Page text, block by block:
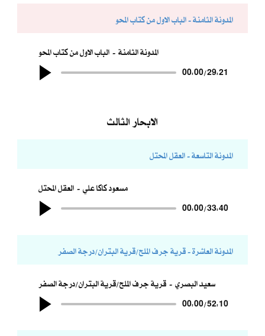
المدونة الثامنة - الباب الاول من كتاب المحو
الباب الاول من كتاب المحو المدونة الثامنة
00:00/29:21
الابحار الثالث
المدونة التاسعة - العقل المحتل
العقل المحتل مسعود كاكا علي
00:00/33:40
المدونة العاشرة - قرية جرف الملح/قرية البتران/درجة الصفر
قرية جرف الملح/قرية البتران/درجة الصفر سعيد البصري
00:00/52:10